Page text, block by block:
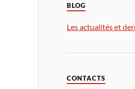
BLOG
Les actualités et
CONTACTS